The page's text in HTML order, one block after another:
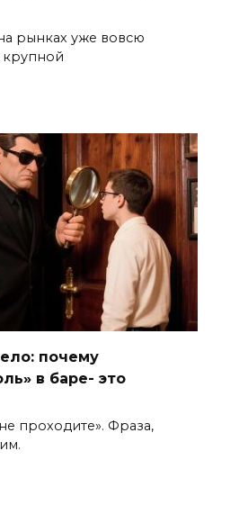
рынках уже вовсю
крупной
почему
в баре- это
проходите». Фраза,